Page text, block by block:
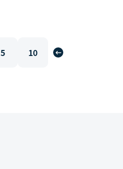
5 10